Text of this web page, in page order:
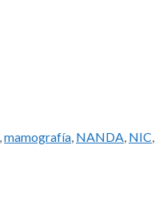
mamografía NANDA NIC